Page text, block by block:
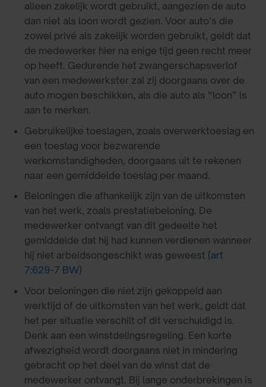
alleen zakelijk wordt gebruikt, aangezien de auto
dan niet als loon wordt gezien. Voor auto’s die
zowel privé als zakelijk worden gebruikt, geldt dat
de medewerker hier na enige tijd geen recht meer
op heeft. Gedurende het zwangerschapsverlof
van een medewerkster zal zij doorgaans over de
auto mogen beschikken, als die auto als “loon” is
aan te merken.
Gebruikelijke toeslagen, zoals overwerktoeslag en
een toeslag voor bezwarende
werkomstandigheden, doorgaans uit te rekenen
naar een gemiddelde toeslag per maand.
Beloningen die afhankelijk zijn van de uitkomsten
van het werk, zoals prestatiebeloning. De
medewerker ontvangt van dit gedeelte het
gemiddelde dat hij had kunnen verdienen wanneer
hij niet arbeidsongeschikt was geweest (art
7:629-7 BW)
Voor beloningen die niet zijn gekoppeld aan
werktijd of de uitkomsten van het werk, geldt dat
het per situatie verschilt of dit verschuldigd is.
Denk aan een winstdelingsregeling. Een korte
afwezigheid wordt doorgaans niet in mindering
gebracht op het deel van de winst dat de
medewerker ontvangt. Bij lange onderbrekingen is